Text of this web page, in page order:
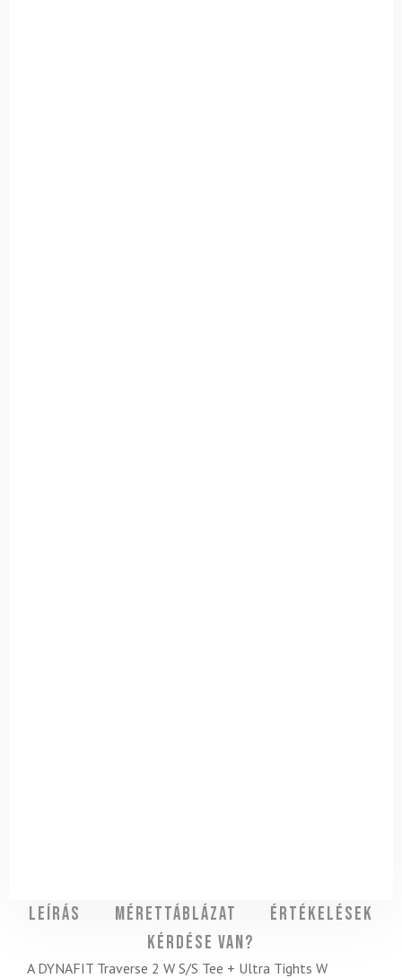
Leírás Mérettáblázat
Értékelések
Kérdése van?
A DYNAFIT Traverse 2 W S/S Tee + Ultra Tights W